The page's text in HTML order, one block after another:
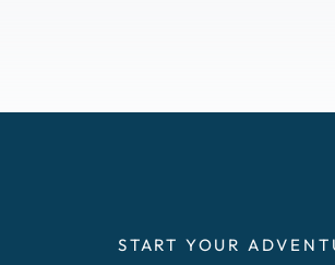
START YOUR